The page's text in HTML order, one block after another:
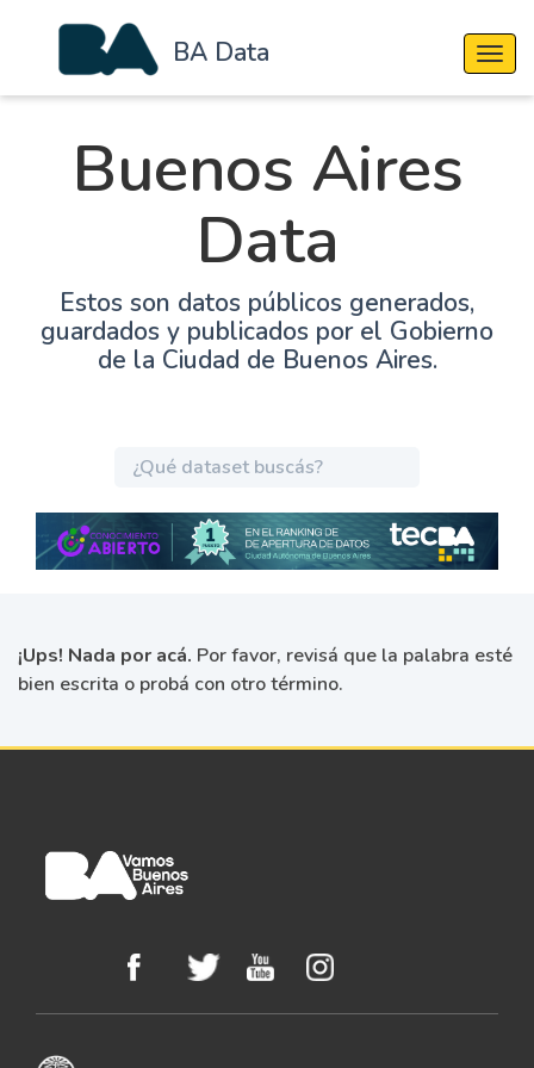
BA Data
Buenos Aires
Data
Estos son datos públicos generados,
guardados y publicados por el Gobierno
de la Ciudad de Buenos Aires.
¡Ups! Nada por acá. Por favor, revisá que la palabra esté
bien escrita o probá con otro término.